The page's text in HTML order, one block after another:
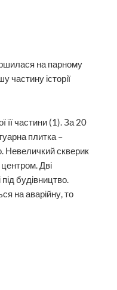
на парному
частину історії
її частини (1). За 20
плитка –
Невеличкий скверик
Дві
будівництво.
на аварійну, то